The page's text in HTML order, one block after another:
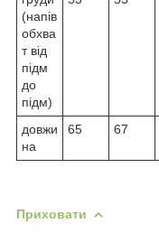
(напів
обхва
т від
підм
до
підм)
довжи
на
65 67
Приховати